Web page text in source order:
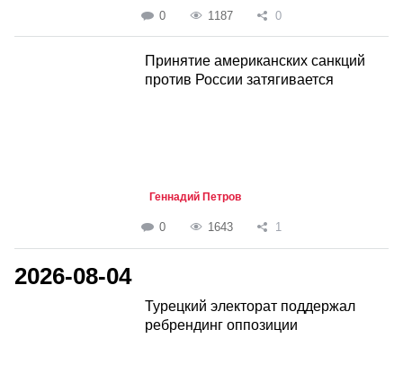
0 1187 0
Принятие американских санкций
против России затягивается
Геннадий Петров
0 1643 1
2026-08-04
Турецкий электорат поддержал
ребрендинг оппозиции